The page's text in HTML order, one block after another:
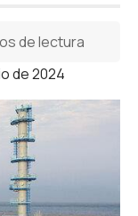
de 2024
de lectura